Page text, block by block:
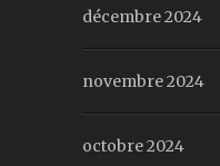
décembre 2024
novembre 2024
octobre 2024